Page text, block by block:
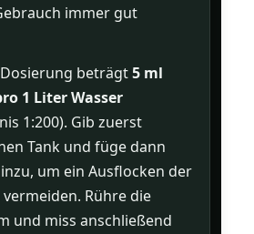
immer gut
beträgt5 ml
1 Liter Wasser
1:200). Gib zuerst
Tank und füge dann
um ein Ausflocken der
Rühre die
und miss anschließend